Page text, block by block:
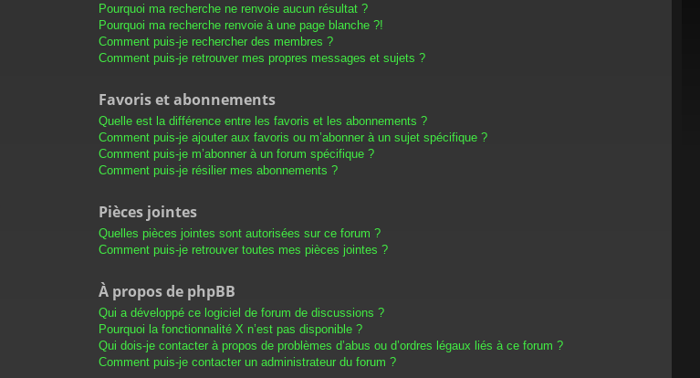
Pourquoi ma recherche ne renvoie aucun résultat ?
Pourquoi ma recherche renvoie à une page blanche ?!
Comment puis-je rechercher des membres ?
Comment puis-je retrouver mes propres messages et sujets ?
Favoris et abonnements
Quelle est la différence entre les favoris et les abonnements ?
Comment puis-je ajouter aux favoris ou m’abonner à un sujet spécifique ?
Comment puis-je m’abonner à un forum spécifique ?
Comment puis-je résilier mes abonnements ?
Pièces jointes
Quelles pièces jointes sont autorisées sur ce forum ?
Comment puis-je retrouver toutes mes pièces jointes ?
À propos de phpBB
Qui a développé ce logiciel de forum de discussions ?
Pourquoi la fonctionnalité X n’est pas disponible ?
Qui dois-je contacter à propos de problèmes d’abus ou d’ordres légaux liés à ce forum ?
Comment puis-je contacter un administrateur du forum ?